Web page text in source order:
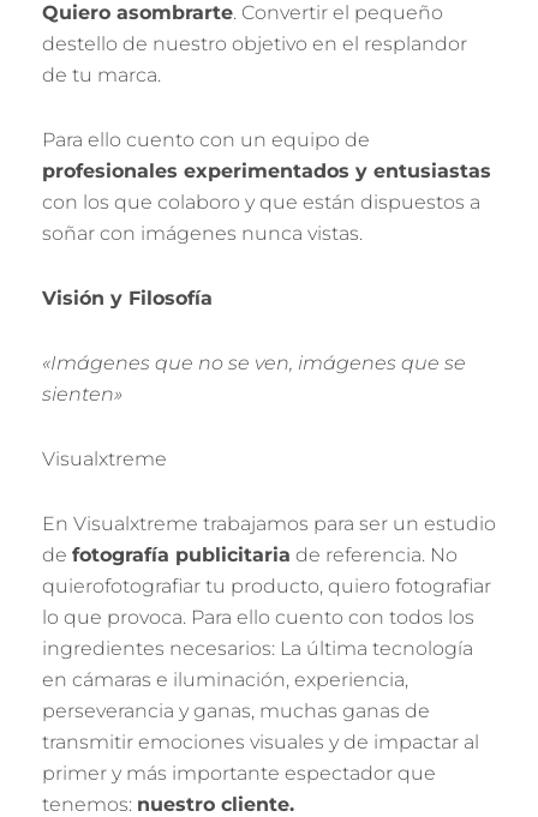
Quiero asombrarte. Convertir el pequeño
destello de nuestro objetivo en el resplandor
de tu marca.
Para ello cuento con un equipo de
profesionales experimentados y entusiastas
con los que colaboro y que están dispuestos a
soñar con imágenes nunca vistas.
Visión y Filosofía
«Imágenes que no se ven, imágenes que se
sienten»
Visualxtreme
En Visualxtreme trabajamos para ser un estudio
de fotografía publicitaria de referencia. No
quierofotografiar tu producto, quiero fotografiar
lo que provoca. Para ello cuento con todos los
ingredientes necesarios: La última tecnología
en cámaras e iluminación, experiencia,
perseverancia y ganas, muchas ganas de
transmitir emociones visuales y de impactar al
primer y más importante espectador que
tenemos: nuestro cliente.